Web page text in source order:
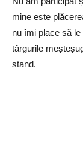
mine este
nu îmi place să
târgurile
stand.